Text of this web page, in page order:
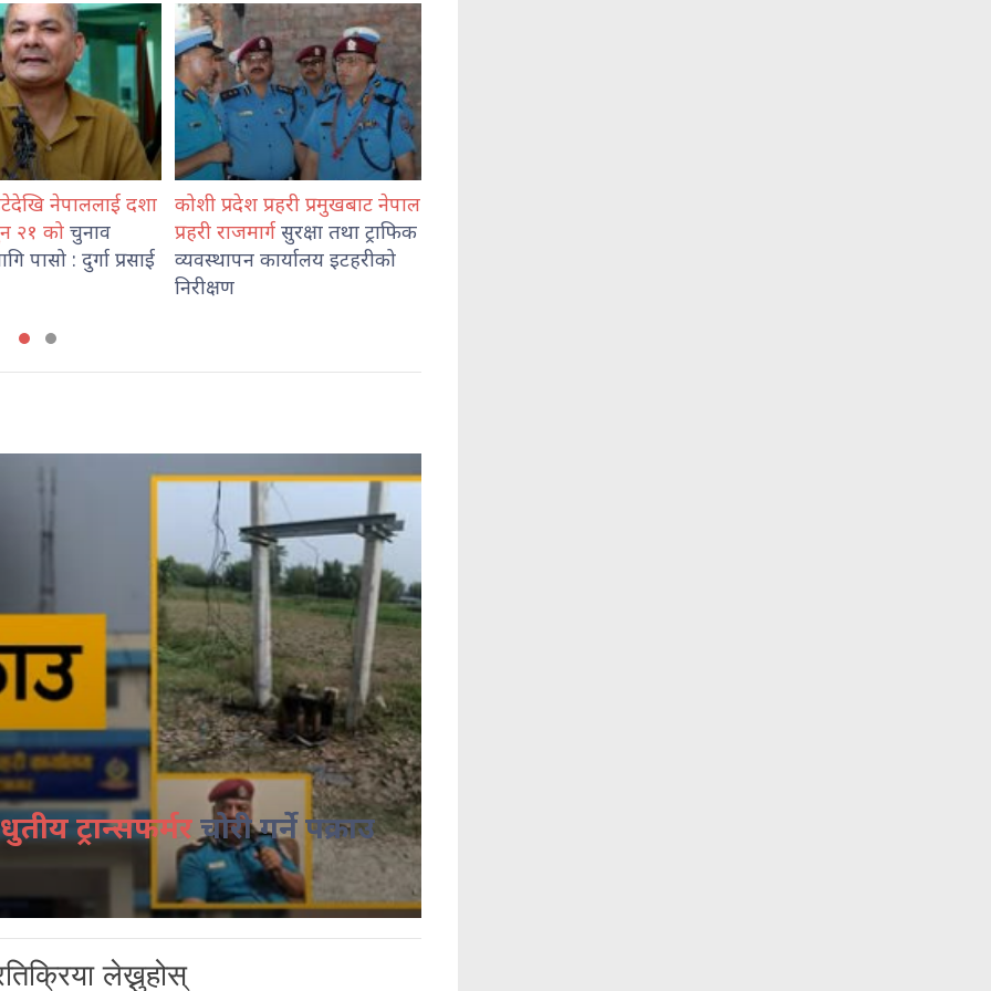
प्रमुखबाट नेपाल
सुरक्षा तथा ट्राफिक
इटहरीको
भेडेटारबाट ६४७ किलो गाँजासहित
दुई जना पक्राउ
ट्रान्सफर्मरचोरी गर्ने पक्राउ
लेख्नुहोस्